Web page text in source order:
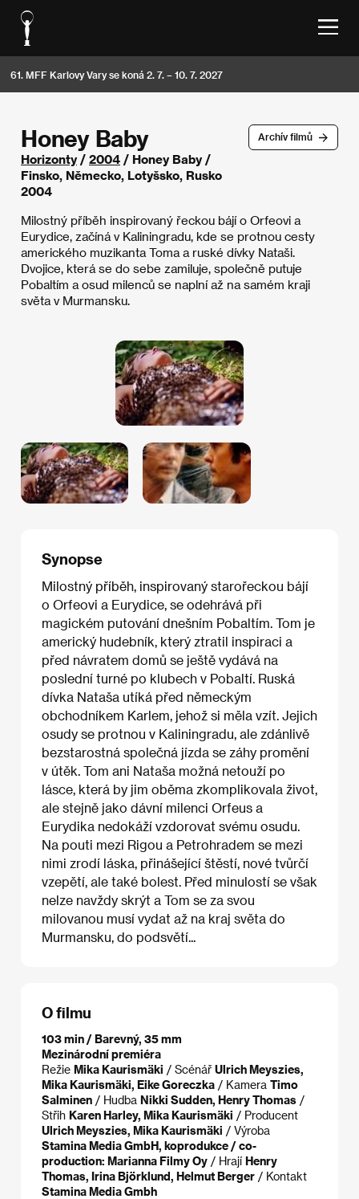
61. MFF Karlovy Vary se koná 2. 7. – 10. 7. 2027
Archív filmů
Honey Baby
Horizonty/ 2004 / Honey Baby /
Finsko, Německo, Lotyšsko, Rusko
2004
Milostný příběh inspirovaný řeckou bájí o Orfeovi a
Eurydice, začíná v Kaliningradu, kde se protnou cesty
amerického muzikanta Toma a ruské dívky Nataši.
Dvojice, která se do sebe zamiluje, společně putuje
Pobaltím a osud milenců se naplní až na samém kraji
světa v Murmansku.
Synopse
Milostný příběh, inspirovaný starořeckou bájí
o Orfeovi a Eurydice, se odehrává při
magickém putování dnešním Pobaltím. Tom je
americký hudebník, který ztratil inspiraci a
před návratem domů se ještě vydává na
poslední turné po klubech v Pobaltí. Ruská
dívka Nataša utíká před německým
obchodníkem Karlem, jehož si měla vzít. Jejich
osudy se protnou v Kaliningradu, ale zdánlivě
bezstarostná společná jízda se záhy promění
v útěk. Tom ani Nataša možná netouží po
lásce, která by jim oběma zkomplikovala život,
ale stejně jako dávní milenci Orfeus a
Eurydika nedokáží vzdorovat svému osudu.
Na pouti mezi Rigou a Petrohradem se mezi
nimi zrodí láska, přinášející štěstí, nové tvůrčí
vzepětí, ale také bolest. Před minulostí se však
nelze navždy skrýt a Tom se za svou
milovanou musí vydat až na kraj světa do
Murmansku, do podsvětí...
O filmu
103 min / Barevný, 35 mm
Mezinárodní premiéra
Režie Mika Kaurismäki / Scénář Ulrich Meyszies,
Mika Kaurismäki, Eike Goreczka / Kamera Timo
Salminen / Hudba Nikki Sudden, Henry Thomas /
Střih Karen Harley, Mika Kaurismäki / Producent
Ulrich Meyszies, Mika Kaurismäki / Výroba
Stamina Media GmbH, koprodukce / co-
production: Marianna Filmy Oy / Hrají Henry
Thomas, Irina Björklund, Helmut Berger / Kontakt
Stamina Media Gmbh